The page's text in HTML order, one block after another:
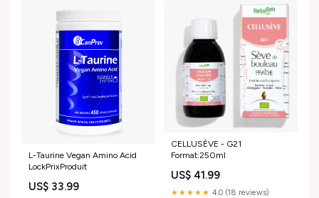
L-Taurine Vegan Amino Acid
LockPrixProduit
US$ 33.99
CELLUSÈVE - G21
Format:250ml
US$ 41.99
★★★★★ 4.0 (18 reviews)